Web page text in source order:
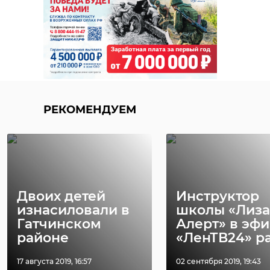
РЕКОМЕНДУЕМ
Двоих детей
изнасиловали в
Гатчинском
районе
17 августа 2019, 16:57
Инструктор
школы «Лиза
Алерт» в
«ЛенТВ24»
02 сентября 2019, 19:43
03 июня 2019, 11:37 10 апреля 2020, 20:53
Мы говорим о
больном человеке,
который просто
бесцельно шатался
Открыл случайную
дверь, зашел,
сексуального
характера. Педофил
проведет 12 лет в
другое. Как люди